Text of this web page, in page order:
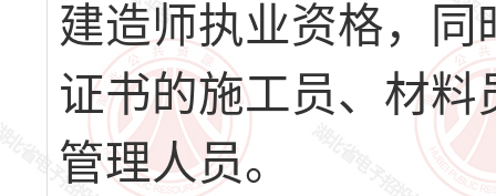
建造师执业资格，
证书的施工员、材
管理人员。